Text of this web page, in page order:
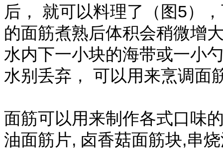
后， 就可以料理了（图5）
的面筋煮熟后体积会稍微增
水内下一小块的海带或一小
水别丢弃， 可以用来烹调面
面筋可以用来制作各式口味
油面筋片, 卤香菇面筋块,串